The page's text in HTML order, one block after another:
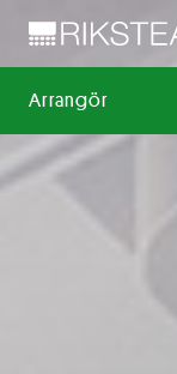
Arrangör